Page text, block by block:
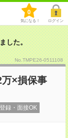
0
気になる！ ログイン
した。
No.TMPE26-0511108
×損保事
録・面接OK